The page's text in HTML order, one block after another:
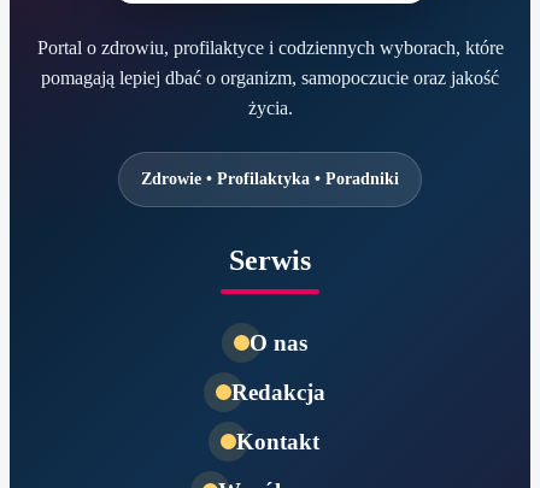
Portal o zdrowiu, profilaktyce i codziennych wyborach, które
pomagają lepiej dbać o organizm, samopoczucie oraz jakość
życia.
Zdrowie • Profilaktyka • Poradniki
Serwis
O nas
Redakcja
Kontakt